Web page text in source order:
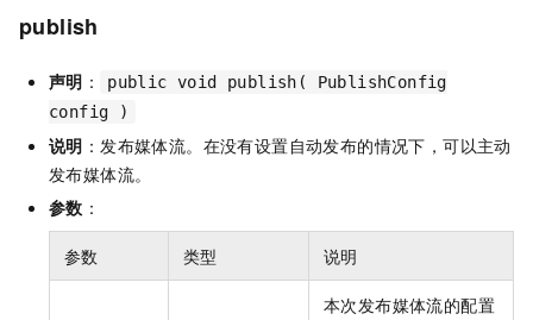
publish
声明 ：
public void publish( PublishConfig
config )
说明 ：发布媒体流。在没有设置自动发布的情况下，可以主动
发布媒体流。
参数 ：
参数 类型 说明
本次发布媒体流的配置